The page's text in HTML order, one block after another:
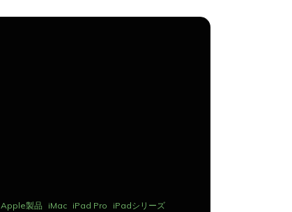
Apple製品 iMac iPad Pro
iPadシリーズ